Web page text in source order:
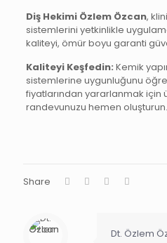
Diş Hekimi Özlem Özcan,
sistemlerini yetkinlikle
kaliteyi, ömür boyu garanti
Kaliteyi Keşfedin: Kemik
sistemlerine uygunluğunu
fiyatlarından yararlanmak için
randevunuzu hemen oluşturun.
Share
Dt. Özlem